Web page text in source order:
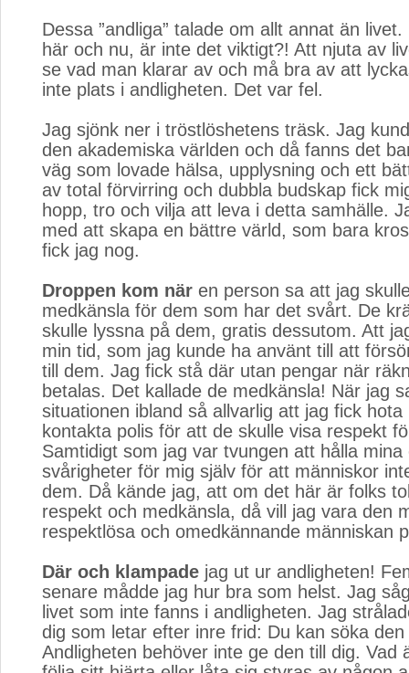
Dessa ”andliga” talade om allt annat än
här och nu, är inte det viktigt?! Att njuta av
se vad man klarar av och må bra av att
inte plats i andligheten. Det var fel.
Jag sjönk ner i tröstlöshetens träsk. Jag
den akademiska världen och då fanns det
väg som lovade hälsa, upplysning och ett
av total förvirring och dubbla budskap fick
hopp, tro och vilja att leva i detta samhälle.
med att skapa en bättre värld, som bara
fick jag nog.
Droppen kom när en person sa att jag
medkänsla för dem som har det svårt. De
skulle lyssna på dem, gratis dessutom. Att
min tid, som jag kunde ha använt till att
till dem. Jag fick stå där utan pengar när
betalas. Det kallade de medkänsla! När jag
situationen ibland så allvarlig att jag fick hota
kontakta polis för att de skulle visa respekt
Samtidigt som jag var tvungen att hålla mina
svårigheter för mig själv för att människor
dem. Då kände jag, att om det här är folks
respekt och medkänsla, då vill jag vara den
respektlösa och omedkännande människan
Där och klampade jag ut ur andligheten!
senare mådde jag hur bra som helst. Jag
livet som inte fanns i andligheten. Jag
dig som letar efter inre frid: Du kan söka den
Andligheten behöver inte ge den till dig. Vad